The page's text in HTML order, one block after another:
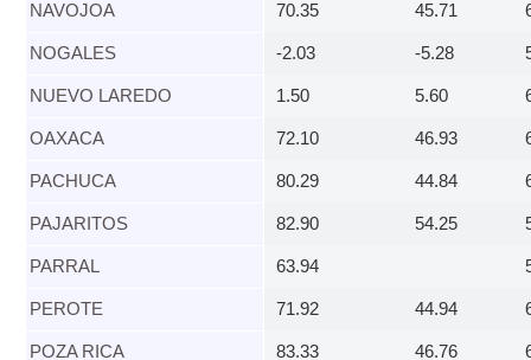
NAVOJOA​ 70.35 45.71
NOGALES​ -2.03 -5.28
NUEVO LAREDO​ 1.50 5.60
​OAXACA 72.10 46.93
PACHUCA​ 80.29 44.84
PAJARITOS​ 82.90 54.25
PARRAL​ 63.94
PEROTE​ 71.92 44.94
​POZA RICA 83.33 46.76